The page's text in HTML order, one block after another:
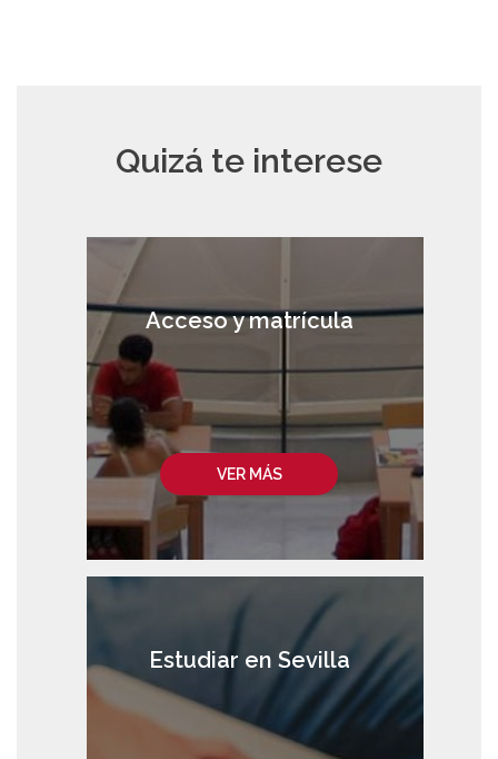
Quizá te interese
VER MÁS
Acceso y matrícula
Estudiar en Sevilla